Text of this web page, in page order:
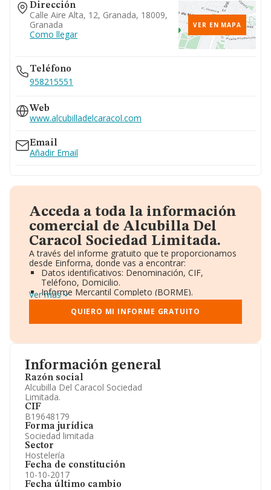
Información general
Razón social
Alcubilla Del Caracol Sociedad
Limitada.
CIF
B19648179
Forma jurídica
Sociedad limitada
Sector
Hostelería
Fecha de constitución
10-10-2017
Fecha último cambio
Dirección
Calle Aire Alta, 12, Granada, 18009,
Granada
Como llegar
VER EN MAPA
Teléfono
958215551
Web
www.alcubilladelcaracol.com
Email
Añadir Email
Acceda a toda la información
comercial de Alcubilla Del
Caracol Sociedad Limitada.
A través del informe gratuito que te proporcionamos
desde Einforma, donde vas a encontrar:
Datos identificativos: Denominación, CIF,
Teléfono, Domicilio.
Informe Mercantil Completo (BORME).
Gráficos de Evolución Ventas y Empleados.
Consejo de Administración y Administradores.
Directivos y Ejecutivos.
Información oficial y registral complementaria.
Ver más
QUIERO MI INFORME GRATUITO